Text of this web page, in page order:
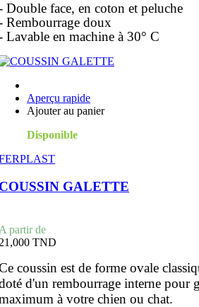
Double face, en coton et peluche
Rembourrage doux
Lavable en machine à 30° C
Aperçu rapide
Ajouter au panier
Disponible
GALETTE
partir de
TND
coussin est de forme ovale
d'un rembourrage interne pour
à votre chien ou chat.